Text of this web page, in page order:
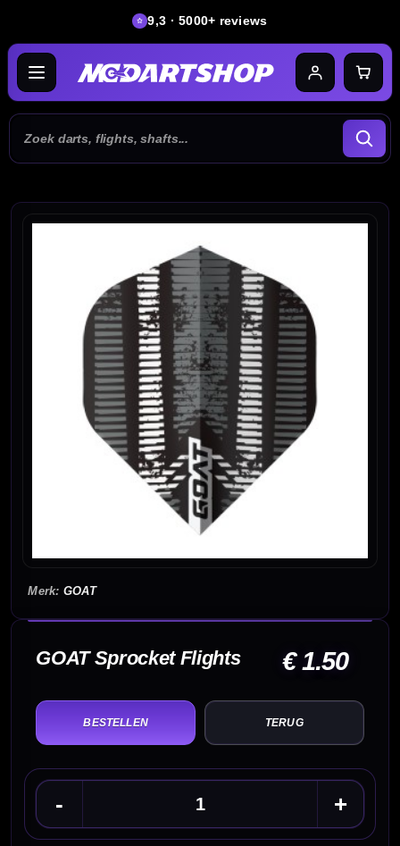
9,3 · 5000+ reviews
GOAT
GOAT Sprocket Flights € 1.50
TERUG
- +